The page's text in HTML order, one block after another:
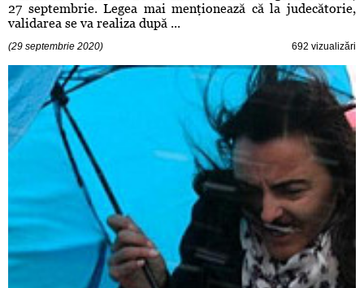
27 septembrie. Legea mai menţionează că la judecătorie,
validarea se va realiza după ...
(29 septembrie 2020) 692 vizualizări